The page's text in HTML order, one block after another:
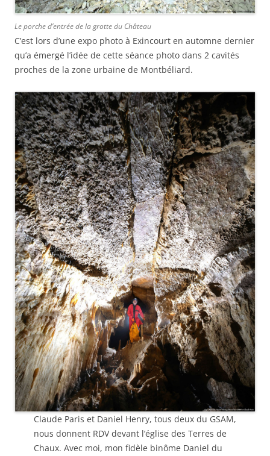
Le porche d’entrée de la grotte du Château
C’est lors d’une expo photo à Exincourt en automne dernier
qu’a émergé l’idée de cette séance photo dans 2 cavités
proches de la zone urbaine de Montbéliard.
Claude Paris et Daniel Henry, tous deux du GSAM,
nous donnent RDV devant l’église des Terres de
Chaux. Avec moi, mon fidèle binôme Daniel du